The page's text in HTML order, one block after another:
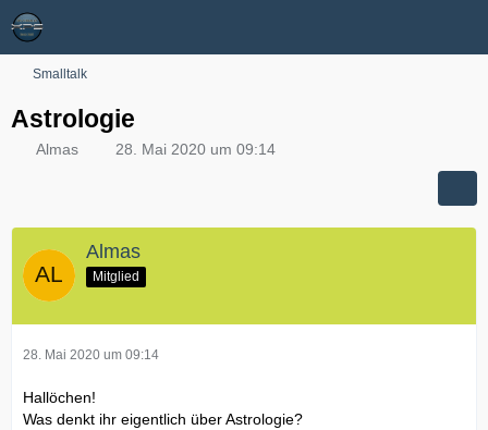
Smalltalk
Astrologie
Almas 28. Mai 2020 um 09:14
Almas
Mitglied
28. Mai 2020 um 09:14
Hallöchen!
Was denkt ihr eigentlich über Astrologie?